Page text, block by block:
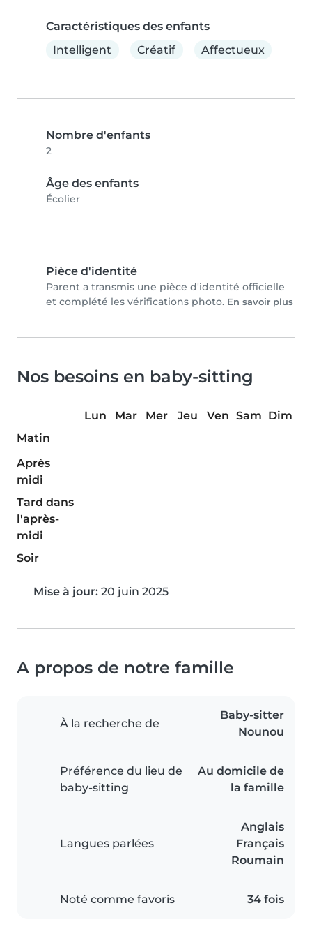
Caractéristiques des enfants
Intelligent
Créatif Affectueux
Nombre d'enfants
2
Âge des enfants
Écolier
Pièce d'identité
Parent a transmis une pièce d'identité officielle
et complété les vérifications photo. En savoir plus
Nos besoins en baby-sitting
Lun Mar Mer Jeu Ven Sam Dim
Matin
Après
midi
Tard dans
l'après-
midi
Soir
Mise à jour: 20 juin 2025
A propos de notre famille
À la recherche de
Baby-sitter
Nounou
Préférence du lieu de
baby-sitting
Au domicile de
la famille
Langues parlées
Anglais
Français
Roumain
Noté comme favoris 34 fois